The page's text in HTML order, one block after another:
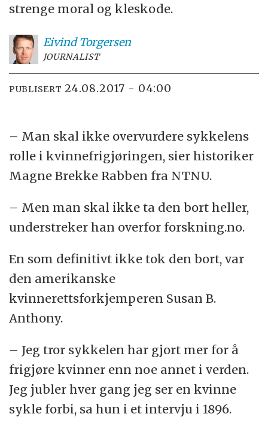
strenge moral og kleskode.
Eivind Torgersen
JOURNALIST
PUBLISERT 24.08.2017 - 04:00
– Man skal ikke overvurdere sykkelens
rolle i kvinnefrigjøringen, sier historiker
Magne Brekke Rabben fra NTNU.
– Men man skal ikke ta den bort heller,
understreker han overfor forskning.no.
En som definitivt ikke tok den bort, var
den amerikanske
kvinnerettsforkjemperen Susan B.
Anthony.
– Jeg tror sykkelen har gjort mer for å
frigjøre kvinner enn noe annet i verden.
Jeg jubler hver gang jeg ser en kvinne
sykle forbi, sa hun i et intervju i 1896.